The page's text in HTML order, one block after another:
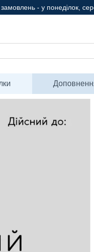
- у понеділок,